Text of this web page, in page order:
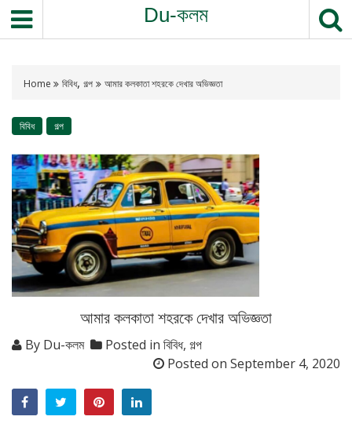
Du-কলম
Home বিবিধ, গল্প আমার কলকাতা শহরকে দেখার অভিজ্ঞতা
বিবিধ গল্প
আমার কলকাতা শহরকে দেখার অভিজ্ঞতা
By Du-কলম Posted in বিবিধ, গল্প
Posted on September 4, 2020